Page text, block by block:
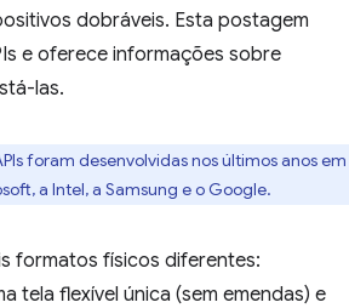
dobráveis. Esta postagem
e oferece informações sobre
las.
foram desenvolvidas nos últimos anos em
a Intel, a Samsung e o Google.
formatos físicos diferentes:
tela flexível única (sem emendas) e